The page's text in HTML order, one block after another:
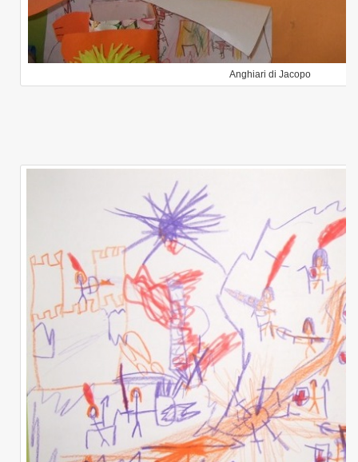
Anghiari di Jacopo